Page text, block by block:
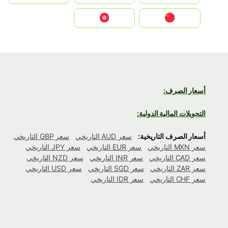
أسعار الصرف:
التحويلات المالية الدولية:
أسعار الصرف التاريخية: سعر AUD التاريخي
سعر GBP التاريخي
سعر MXN التاريخي
سعر EUR التاريخي
سعر JPY التاريخي
سعر CAD التاريخي
سعر INR التاريخي
سعر NZD التاريخي
سعر ZAR التاريخي
سعر SGD التاريخي
سعر USD التاريخي
سعر CHF التاريخي
سعر IDR التاريخي